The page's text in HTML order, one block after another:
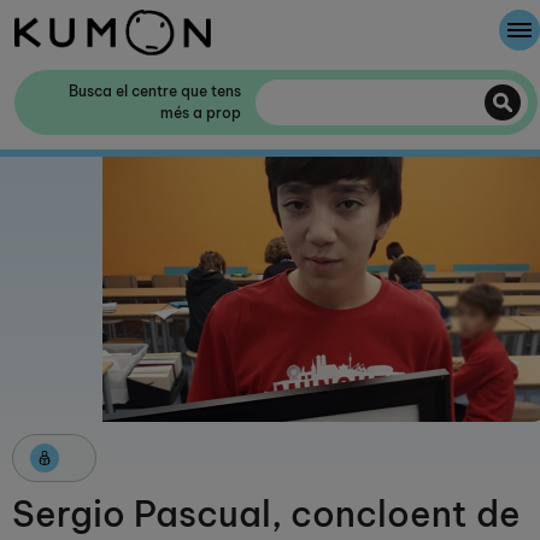
Busca el centre que tens
més a prop
Sergio Pascual, concloent de
Et donem la benvinguda a Kumon
El mètode Kumon
Col·laboració amb les escoles